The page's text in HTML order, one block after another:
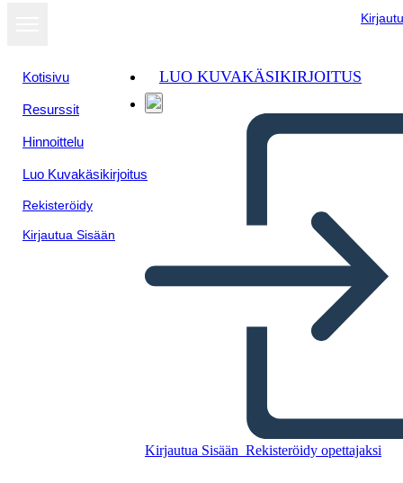
Kotisivu
Resurssit
Hinnoittelu
Luo Kuvakäsikirjoitus
Rekisteröidy
Kirjautua Sisään
LUO KUVAKÄSIKIRJOITUS
Kirjautua Sisään Rekisteröidy opettajaksi
Elia di Buxton Plot